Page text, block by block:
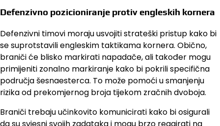
Defenzivno pozicioniranje protiv engleskih kornera
Defenzivni timovi moraju usvojiti strateški pristup kako bi
se suprotstavili engleskim taktikama kornera. Obično,
braniči će blisko markirati napadače, ali također mogu
primijeniti zonalno markiranje kako bi pokrili specifična
područja šesnaesterca. To može pomoći u smanjenju
rizika od prekomjernog broja tijekom zračnih dvoboja.
Braniči trebaju učinkovito komunicirati kako bi osigurali
da su svjesni svojih zadataka i mogu brzo reagirati na